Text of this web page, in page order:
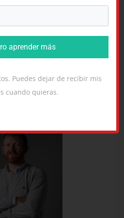
aprender más
Puedes dejar de recibir mis
cuando quieras.